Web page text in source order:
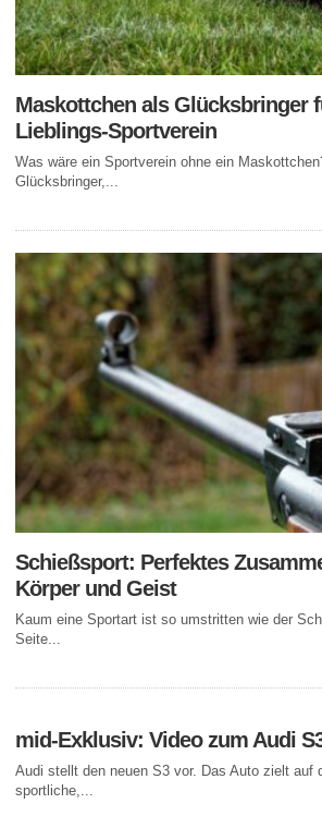
Maskottchen als Glücksbringer
Lieblings-Sportverein
Was wäre ein Sportverein ohne ein
Glücksbringer,...
Schießsport: Perfektes
Körper und Geist
Kaum eine Sportart ist so umstritten wie der
Seite...
mid-Exklusiv: Video zum Audi
Audi stellt den neuen S3 vor. Das Auto zielt auf
sportliche,...